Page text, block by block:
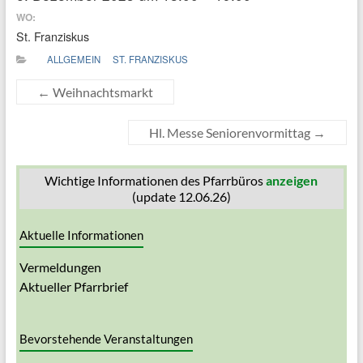
WO:
St. Franziskus
ALLGEMEIN ST. FRANZISKUS
← Weihnachtsmarkt
Hl. Messe Seniorenvormittag →
Wichtige Informationen des Pfarrbürosanzeigen
(update 12.06.26)
Aktuelle Informationen
Vermeldungen
Aktueller Pfarrbrief
Bevorstehende Veranstaltungen